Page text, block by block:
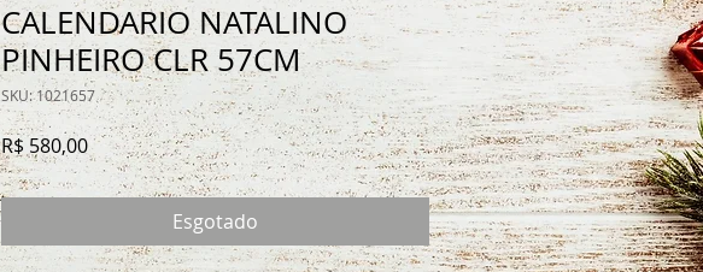
CALENDARIO NATALINO
PINHEIRO CLR 57CM
SKU: 1021657
R$ 580,00Preço
Esgotado